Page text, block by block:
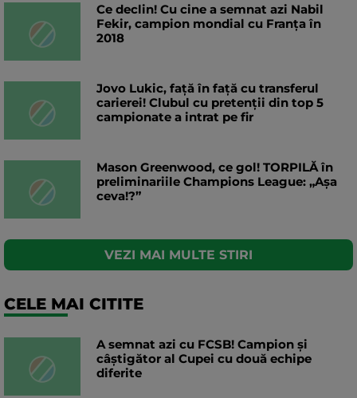
Ce declin! Cu cine a semnat azi Nabil
Fekir, campion mondial cu Franța în
2018
Jovo Lukic, față în față cu transferul
carierei! Clubul cu pretenții din top 5
campionate a intrat pe fir
Mason Greenwood, ce gol! TORPILĂ în
preliminariile Champions League: „Așa
ceva!?”
VEZI MAI MULTE STIRI
CELE MAI CITITE
A semnat azi cu FCSB! Campion și
câștigător al Cupei cu două echipe
diferite